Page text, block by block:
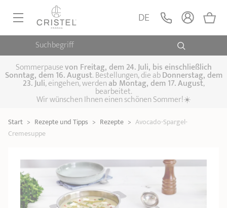
Suchbegriff
DE
PFANNEN, SAUTEUSEN
Pfannen Sauteusen Crêpepfannen
KOCHTÖPFE, SCHMORTÖPFE
Kochtöpfe Schmortöpfe,
Fleischtöpfe Suppentöpfe
Topfsets Kochgeschirr Set
DAMFPAUFSÄTZE
Dämpfaufsätze
KÜCHENHELFER
SPEZIELLE KÜCHENUTENSILIEN
Couscous-Töpfe Nudeltöpfe Plancha-
Grillplatten
Wasserkessel Espressokocher
ZUBEHÖR, PFLEGE
IDEEN & GESCHENKKARTEN
Sommerpausevon Freitag, dem 24. Juli, bis einschließlich
Sonntag, dem 16. August. Bestellungen, die abDonnerstag, dem
23. Juli, eingehen, werdenab Montag, dem 17. August,
bearbeitet.
Wir wünschen Ihnen einen schönen Sommer!☀️
Start > Rezepte und Tipps > Rezepte > Avocado-Spargel-
Cremesuppe